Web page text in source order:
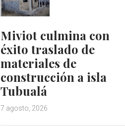
Miviot culmina con
éxito traslado de
materiales de
construcción a isla
Tubualá
7 agosto, 2026